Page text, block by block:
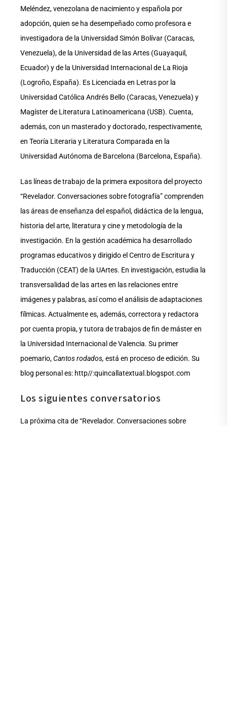
Meléndez, venezolana de nacimiento y española por
adopción, quien se ha desempeñado como profesora e
investigadora de la Universidad Simón Bolívar (Caracas,
Venezuela), de la Universidad de las Artes (Guayaquil,
Ecuador) y de la Universidad Internacional de La Rioja
(Logroño, España). Es Licenciada en Letras por la
Universidad Católica Andrés Bello (Caracas, Venezuela) y
Magíster de Literatura Latinoamericana (USB). Cuenta,
además, con un masterado y doctorado, respectivamente,
en Teoría Literaria y Literatura Comparada en la
Universidad Autónoma de Barcelona (Barcelona, España).
Las líneas de trabajo de la primera expositora del proyecto
“Revelador. Conversaciones sobre fotografía” comprenden
las áreas de enseñanza del español, didáctica de la lengua,
historia del arte, literatura y cine y metodología de la
investigación. En la gestión académica ha desarrollado
programas educativos y dirigido el Centro de Escritura y
Traducción (CEAT) de la UArtes. En investigación, estudia la
transversalidad de las artes en las relaciones entre
imágenes y palabras, así como el análisis de adaptaciones
fílmicas. Actualmente es, además, correctora y redactora
por cuenta propia, y tutora de trabajos de fin de máster en
la Universidad Internacional de Valencia. Su primer
poemario,Cantos rodados, está en proceso de edición. Su
blog personal es: http//:quincallatextual.blogspot.com
Los siguientes conversatorios
La próxima cita de “Revelador. Conversaciones sobre